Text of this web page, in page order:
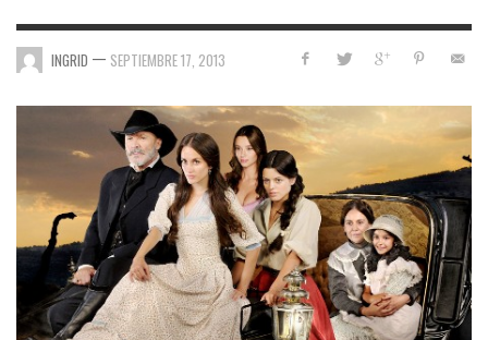
INGRID — SEPTIEMBRE 17, 2013